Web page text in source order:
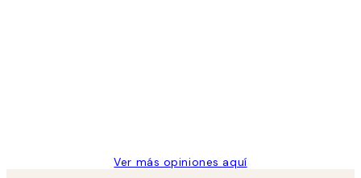
Ver más opiniones aquí